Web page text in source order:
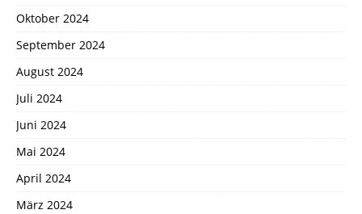
Oktober 2024
September 2024
August 2024
Juli 2024
Juni 2024
Mai 2024
April 2024
März 2024